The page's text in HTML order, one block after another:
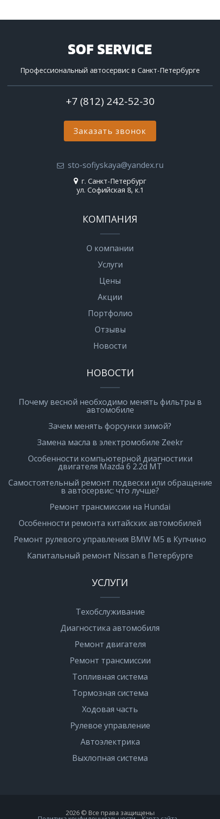
Профессиональный автосервис в Санкт-Петербурге
+7 (812) 242-52-30
Заказать звонок
sto-sofiyskaya@yandex.ru
г. Санкт-Петербург
ул. Софийская 8, к.1
КОМПАНИЯ
О компании
Услуги
Цены
Акции
Портфолио
Отзывы
Новости
НОВОСТИ
Почему весной необходимо менять фильтры в
автомобиле
Зачем менять форсунки зимой?
Замена масла в электромобиле Zeekr
Особенности компьютерной диагностики
двигателя Mazda 6 2.2d MT
Самостоятельный ремонт подвески или обращение
в автосервис: что лучше?
Ремонт трансмиссии на Hundai
Особенности ремонта китайских автомобилей
Ремонт рулевого управления BMW M5 в Купчино
Капитальный ремонт Nissan в Петербурге
УСЛУГИ
Техобслуживание
Диагностика автомобиля
Ремонт двигателя
Ремонт трансмиссии
Топливная система
Тормозная система
Ходовая часть
Рулевое управление
Автоэлектрика
Выхлопная система
2026 © Все права защищены